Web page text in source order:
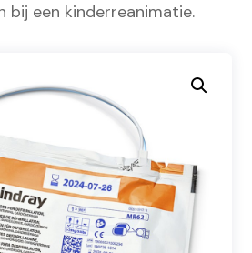
bij een kinderreanimatie.